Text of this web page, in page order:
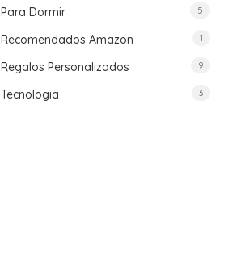
Para Dormir 5
Recomendados Amazon 1
Regalos Personalizados 9
Tecnologia 3